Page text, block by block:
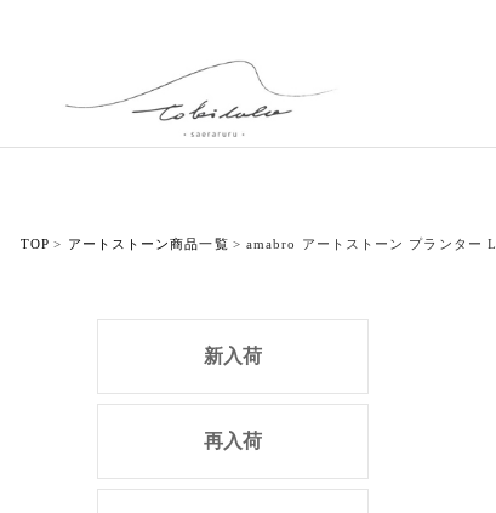
TOP アートストーン商品一覧 amabro アートストーン プランター L
新入荷
再入荷